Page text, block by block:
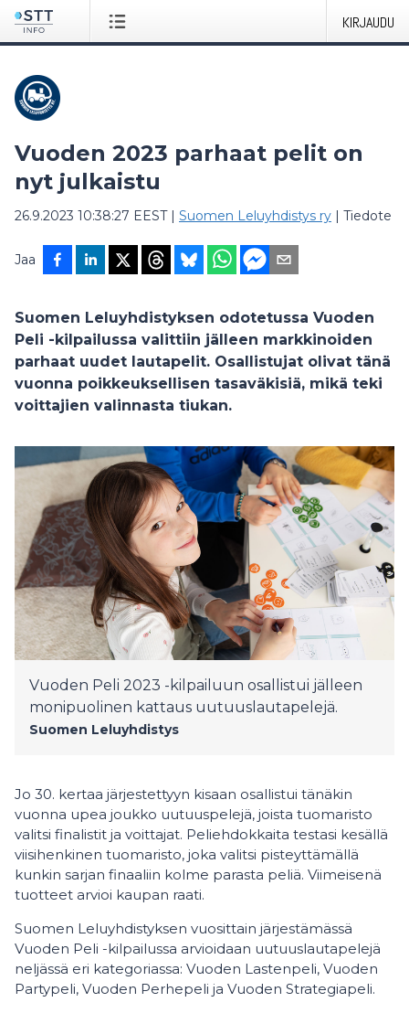
KIRJAUDU
Vuoden 2023 parhaat pelit on
nyt julkaistu
26.9.2023 10:38:27 EEST| Suomen Leluyhdistys ry | Tiedote
Jaa
Suomen Leluyhdistyksen odotetussa Vuoden
Peli -kilpailussa valittiin jälleen markkinoiden
parhaat uudet lautapelit. Osallistujat olivat tänä
vuonna poikkeuksellisen tasaväkisiä, mikä teki
voittajien valinnasta tiukan.
Vuoden Peli 2023 -kilpailuun osallistui jälleen
monipuolinen kattaus uutuuslautapelejä.
Suomen Leluyhdistys
Jo 30. kertaa järjestettyyn kisaan osallistui tänäkin
vuonna upea joukko uutuuspelejä, joista tuomaristo
valitsi finalistit ja voittajat. Peliehdokkaita testasi kesällä
viisihenkinen tuomaristo, joka valitsi pisteyttämällä
kunkin sarjan finaaliin kolme parasta peliä. Viimeisenä
tuotteet arvioi kaupan raati.
Suomen Leluyhdistyksen vuosittain järjestämässä
Vuoden Peli -kilpailussa arvioidaan uutuuslautapelejä
neljässä eri kategoriassa: Vuoden Lastenpeli, Vuoden
Partypeli, Vuoden Perhepeli ja Vuoden Strategiapeli.